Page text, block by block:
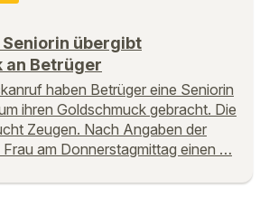
übergibt
an Betrüger
haben Betrüger eine Seniorin
ihren Goldschmuck gebracht. Die
Zeugen. Nach Angaben der
Frau am Donnerstagmittag einen …